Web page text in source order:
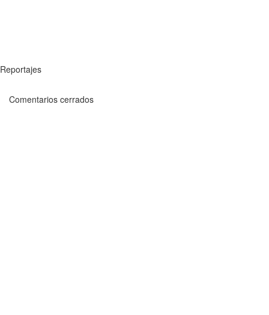
Reportajes
Comentarios cerrados